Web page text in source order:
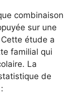
combinaison
sur une
étude a
familial qui
La
de